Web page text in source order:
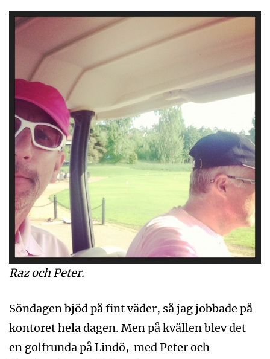
Raz och Peter.
Söndagen bjöd på fint väder, så jag jobbade på
kontoret hela dagen. Men på kvällen blev det
en golfrunda på Lindö, med Peter och